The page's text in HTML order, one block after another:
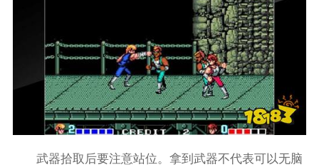
武器拾取后要注意站位。拿到武器不代表可以无脑